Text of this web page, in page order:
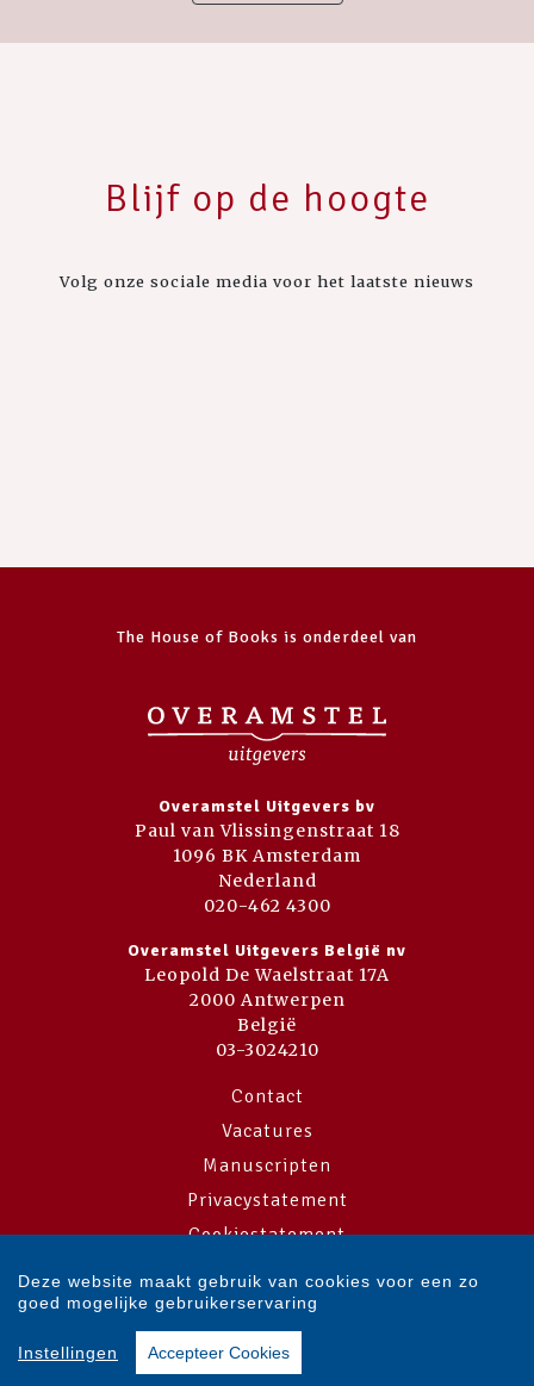
Blijf op de hoogte
Volg onze sociale media voor het laatste nieuws
The House of Books is onderdeel van
Overamstel Uitgevers bv
Paul van Vlissingenstraat 18
1096 BK Amsterdam
Nederland
020-462 4300
Overamstel Uitgevers België nv
Leopold De Waelstraat 17A
2000 Antwerpen
België
03-3024210
Contact
Vacatures
Manuscripten
Privacystatement
Cookiestatement
Cookie-instellingen
Copyright © 2007-2026 Overamstel Uitgevers - Alle rechten voorbehouden
- Ontwerp door
Deze website maakt gebruik van cookies voor een zo
goed mogelijke gebruikerservaring
Instellingen Accepteer Cookies